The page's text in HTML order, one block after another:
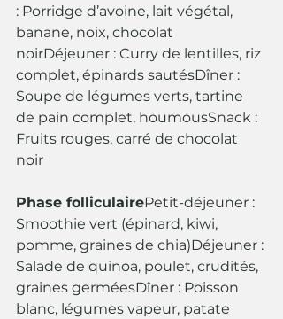
: Porridge d’avoine, lait végétal,
banane, noix, chocolat
noirDéjeuner : Curry de lentilles, riz
complet, épinards sautésDîner :
Soupe de légumes verts, tartine
de pain complet, houmousSnack :
Fruits rouges, carré de chocolat
noir
Phase folliculairePetit-déjeuner :
Smoothie vert (épinard, kiwi,
pomme, graines de chia)Déjeuner :
Salade de quinoa, poulet, crudités,
graines germéesDîner : Poisson
blanc, légumes vapeur, patate